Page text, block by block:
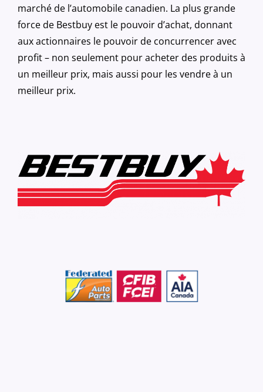
marché de l’automobile canadien. La plus grande
force de Bestbuy est le pouvoir d’achat, donnant
aux actionnaires le pouvoir de concurrencer avec
profit – non seulement pour acheter des produits à
un meilleur prix, mais aussi pour les vendre à un
meilleur prix.